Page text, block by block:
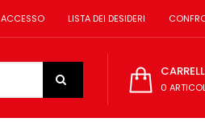
ACCESSO LISTA DEI DESIDERI
0